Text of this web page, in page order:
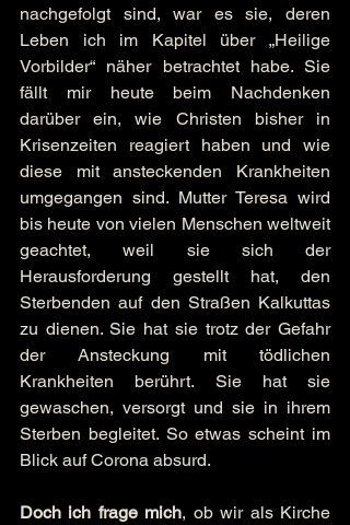
nachgefolgt sind, war es sie, deren
Leben ich im Kapitel über „Heilige
Vorbilder“ näher betrachtet habe. Sie
fällt mir heute beim Nachdenken
darüber ein, wie Christen bisher in
Krisenzeiten reagiert haben und wie
diese mit ansteckenden Krankheiten
umgegangen sind. Mutter Teresa wird
bis heute von vielen Menschen weltweit
geachtet, weil sie sich der
Herausforderung gestellt hat, den
Sterbenden auf den Straßen Kalkuttas
zu dienen. Sie hat sie trotz der Gefahr
der Ansteckung mit tödlichen
Krankheiten berührt. Sie hat sie
gewaschen, versorgt und sie in ihrem
Sterben begleitet. So etwas scheint im
Blick auf Corona absurd.
Doch ich frage mich, ob wir als Kirche